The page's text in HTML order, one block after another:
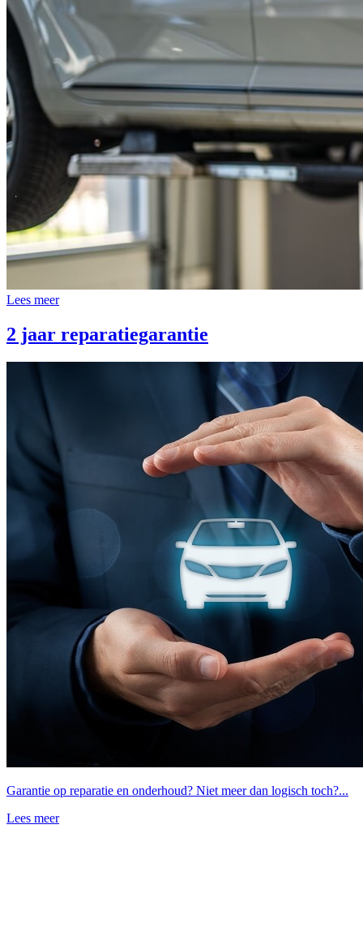
Lees meer
2 jaar reparatiegarantie
Garantie op reparatie en onderhoud? Niet meer dan logisch toch?...
Lees meer